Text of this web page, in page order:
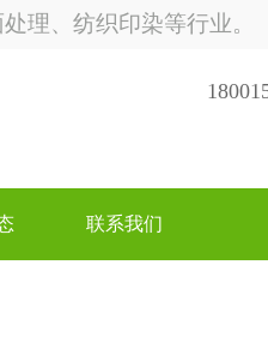
理、纺织印染等行业。
联系我们